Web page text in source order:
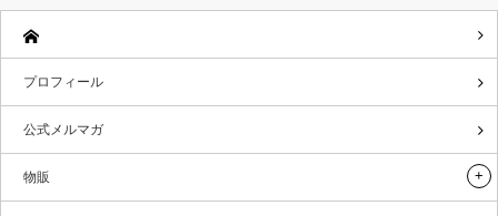
プロフィール
公式メルマガ
物販